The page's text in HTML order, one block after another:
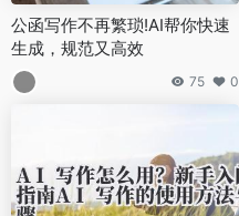
公函写作不再繁琐!AI帮你快速
生成，规范又高效
75 0